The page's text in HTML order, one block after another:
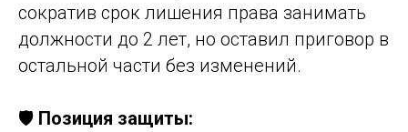
сократив срок лишения права занимать
должности до 2 лет, но оставил приговор в
остальной части без изменений.
🛡️ Позиция защиты: